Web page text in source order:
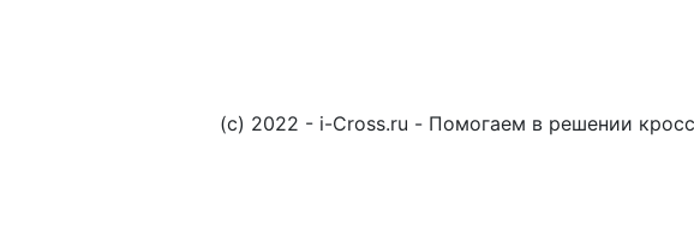
(c) 2022 - i-Cross.ru - Помогаем в решении